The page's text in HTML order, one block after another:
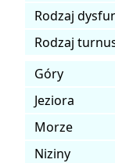
Rodzaj
Rodzaj
Góry
Jeziora
Morze
Niziny